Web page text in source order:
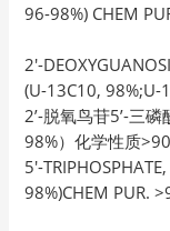
96-98%) CHEM
2′-
(U-13C10, 98%;U-
2’-脱氧鸟苷5’-三
98%）化学性质
5′-
98%)CHEM PUR.